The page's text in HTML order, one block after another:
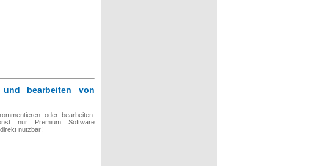
und bearbeiten von
oder bearbeiten.
nur Premium Software
nutzbar!